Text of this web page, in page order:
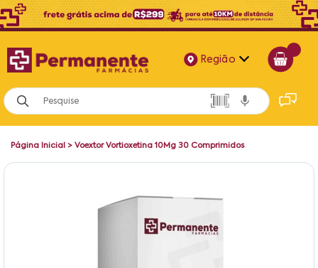
Região
Alagoas
Bahia
Página Inicial > Voextor Vortioxetina 10Mg 30 Comprimidos